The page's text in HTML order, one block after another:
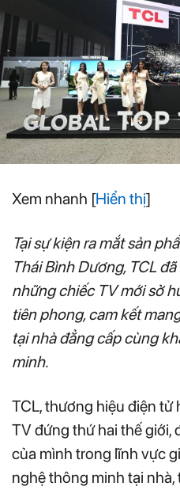
Xem nhanh [Hiển thị]
Tại sự kiện ra mắt sản
Thái Bình Dương, TCLđã
những chiếc TV mớisở
tiên phong, cam kết
tại nhà đẳng cấp cùng
minh.
TCL, thương hiệu điện
TV đứng thứ hai thế giới,
của mình trong lĩnh vực
nghệ thông minh tại